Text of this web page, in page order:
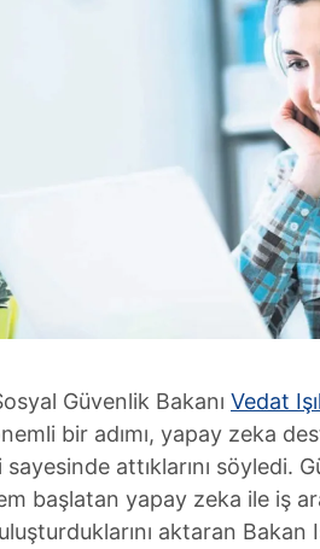
Güvenlik Bakanı Vedat
bir adımı, yapay zeka
attıklarını söyledi.
başlatan yapay zeka ile iş
aktaran Bakan